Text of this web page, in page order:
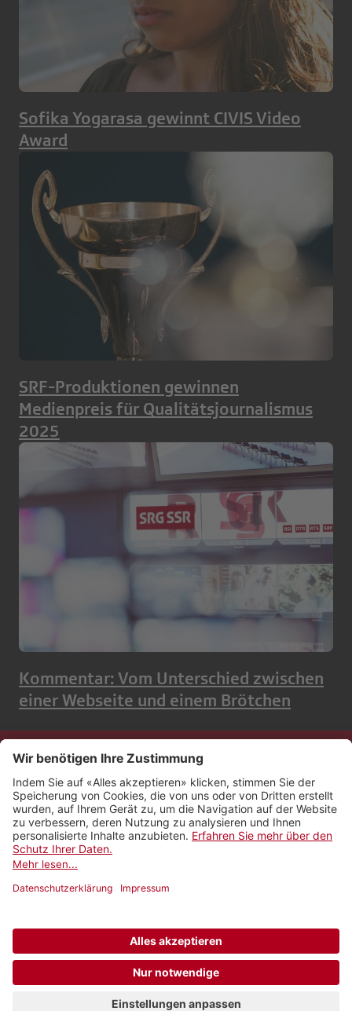
Sofika Yogarasa gewinnt CIVIS Video
Award
SRF-Produktionen gewinnen
Medienpreis für Qualitätsjournalismus
2025
Kommentar: Vom Unterschied zwischen
einer Webseite und einem Brötchen
Kontakt
Impressum
Rechtliches
Netiquette
Newsletter abonnieren